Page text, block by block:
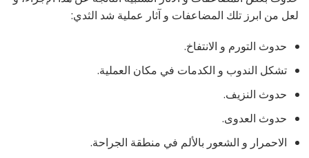
لعل من ابرز تلك المضاعفات و آثار عملية شد الثدي:
حدوث التورم و الانتفاخ.
تشكل الندوب و الكدمات في مكان العملية.
حدوث النزيف.
حدوث العدوى.
الاحمرار و الشعور بالألم في منطقة الجراحة.